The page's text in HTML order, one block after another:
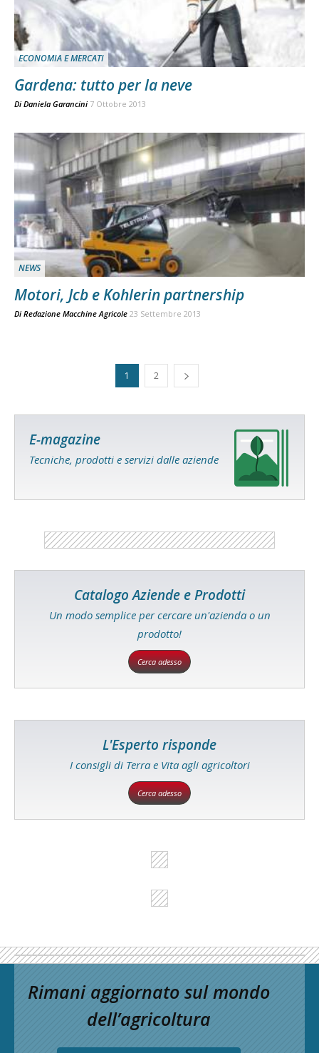
ECONOMIA E MERCATI
Gardena: tutto per la neve
Di Daniela Garancini 7 Ottobre 2013
NEWS
Motori, Jcb e Kohlerin partnership
Di Redazione Macchine Agricole 23 Settembre 2013
1 2
E-magazine
Tecniche, prodotti e servizi dalle aziende
Catalogo Aziende e Prodotti
Un modo semplice per cercare un'azienda o un
prodotto!
Cerca adesso
L'Esperto risponde
I consigli di Terra e Vita agli agricoltori
Cerca adesso
Rimani aggiornato sul mondo
dell’agricoltura